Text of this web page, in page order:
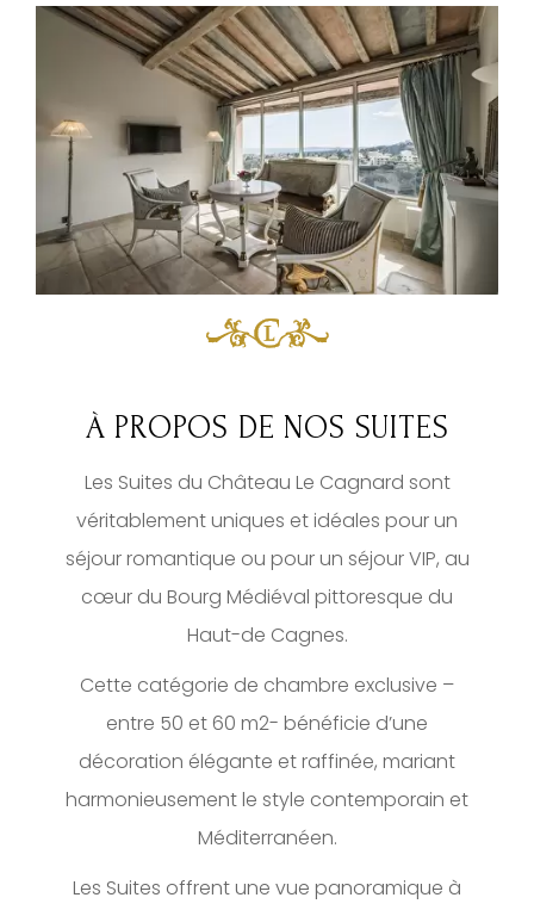
À PROPOS DE NOS SUITES
Les Suites du Château Le Cagnard sont
véritablement uniques et idéales pour un
séjour romantique ou pour un séjour VIP, au
cœur du Bourg Médiéval pittoresque du
Haut-de Cagnes.
Cette catégorie de chambre exclusive –
entre 50 et 60 m2- bénéficie d’une
décoration élégante et raffinée, mariant
harmonieusement le style contemporain et
Méditerranéen.
Les Suites offrent une vue panoramique à